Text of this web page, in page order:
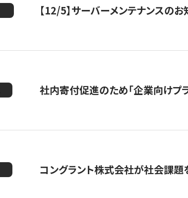
【12/5】サーバーメンテナンスのお
社内寄付促進のため「企業向けプ
コングラント株式会社が社会課題